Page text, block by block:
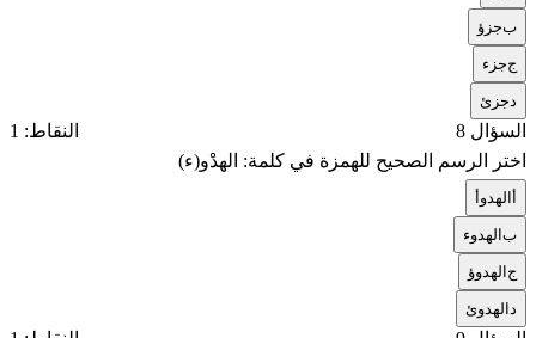
بجزؤ
ججزء
جزئ
السؤال 8
النقاط: 1
اختر الرسم الصحيح للهمزة في كلمة: الهدْو(ء)
الهدوأ
بالهدوء
جالهدوؤ
الهدوئ